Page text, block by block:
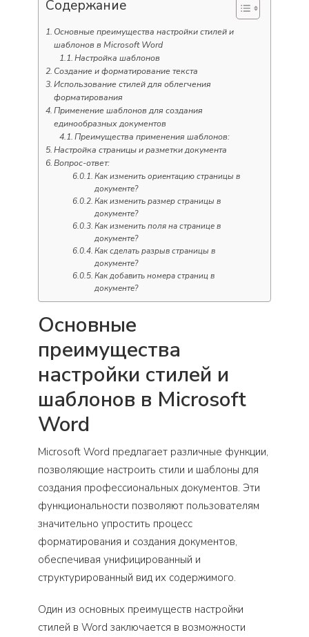
Содержание
Основные преимущества настройки стилей и
шаблонов в Microsoft Word
Настройка шаблонов
Создание и форматирование текста
Использование стилей для облегчения
форматирования
Применение шаблонов для создания
единообразных документов
Преимущества применения шаблонов:
Настройка страницы и разметки документа
Вопрос-ответ:
Как изменить ориентацию страницы в
документе?
Как изменить размер страницы в
документе?
Как изменить поля на странице в
документе?
Как сделать разрыв страницы в
документе?
Как добавить номера страниц в
документе?
Основные
преимущества
настройки стилей и
шаблонов в Microsoft
Word
Microsoft Word предлагает различные функции,
позволяющие настроить стили и шаблоны для
создания профессиональных документов. Эти
функциональности позволяют пользователям
значительно упростить процесс
форматирования и создания документов,
обеспечивая унифицированный и
структурированный вид их содержимого.
Один из основных преимуществ настройки
стилей в Word заключается в возможности